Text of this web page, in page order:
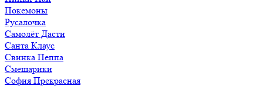
Покемоны
Русалочка
Самолёт Дасти
Санта Клаус
Свинка Пеппа
Смешарики
София Прекрасная